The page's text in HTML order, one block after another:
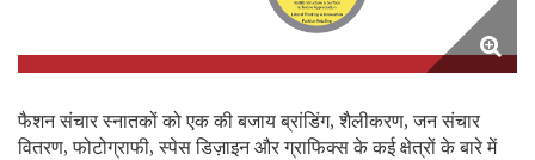
फैशन संचार स्नातकों को एक की बजाय ब्रांडिंग, शैलीकरण, जन संचार
वितरण, फोटोग्राफी, स्पेस डिज़ाइन और ग्राफिक्स के कई क्षेत्रों के बारे में